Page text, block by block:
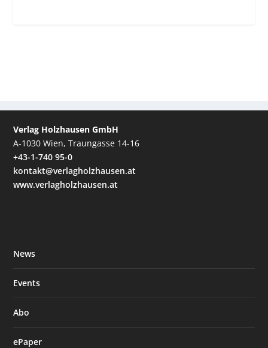
Verlag Holzhausen GmbH
A-1030 Wien, Traungasse 14-16
+43-1-740 95-0
kontakt@verlagholzhausen.at
www.verlagholzhausen.at
News
Events
Abo
ePaper